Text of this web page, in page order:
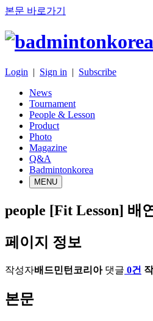
본문 바로가기
Login | Sign in | Subscribe
News
Tournament
People & Lesson
Product
Photo
Magazine
Q&A
Badmintonkorea
MENU
people [Fit Lesson] 배
페이지 정보
작성자배드민턴코리아 댓글 0건
본문